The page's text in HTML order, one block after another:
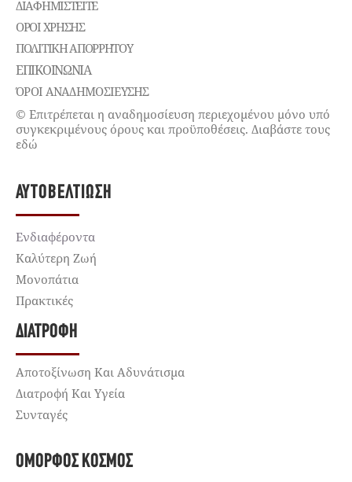
ΔΙΑΦΗΜΙΣΤΕΊΤΕ
ΌΡΟΙ ΧΡΉΣΗΣ
ΠΟΛΙΤΙΚΉ ΑΠΟΡΡΉΤΟΥ
ΕΠΙΚΟΙΝΩΝΊΑ
ΌΡΟΙ ΑΝΑΔΗΜΟΣΙΕΥΣΗΣ
© Επιτρέπεται η αναδημοσίευση περιεχομένου μόνο υπό
συγκεκριμένους όρους και προϋποθέσεις. Διαβάστε τους
εδώ
ΑΥΤΟΒΕΛΤΊΩΣΗ
Ενδιαφέροντα
Καλύτερη Ζωή
Μονοπάτια
Πρακτικές
ΔΙΑΤΡΟΦΉ
Αποτοξίνωση Και Αδυνάτισμα
Διατροφή Και Υγεία
Συνταγές
ΌΜΟΡΦΟΣ ΚΌΣΜΟΣ